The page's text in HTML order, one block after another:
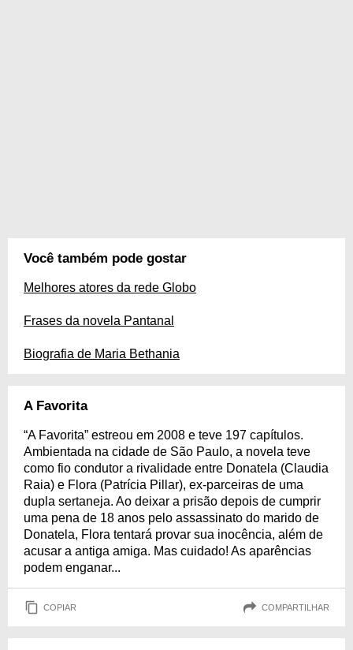
Você também pode gostar
Melhores atores da rede Globo
Frases da novela Pantanal
Biografia de Maria Bethania
A Favorita
“A Favorita” estreou em 2008 e teve 197 capítulos.
Ambientada na cidade de São Paulo, a novela teve
como fio condutor a rivalidade entre Donatela (Claudia
Raia) e Flora (Patrícia Pillar), ex-parceiras de uma
dupla sertaneja. Ao deixar a prisão depois de cumprir
uma pena de 18 anos pelo assassinato do marido de
Donatela, Flora tentará provar sua inocência, além de
acusar a antiga amiga. Mas cuidado! As aparências
podem enganar...
COPIAR COMPARTILHAR